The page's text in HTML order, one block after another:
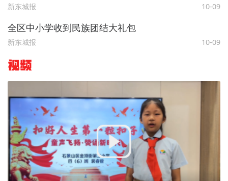
新东城报 10-09
全区中小学收到民族团结大礼包
新东城报 10-09
视频